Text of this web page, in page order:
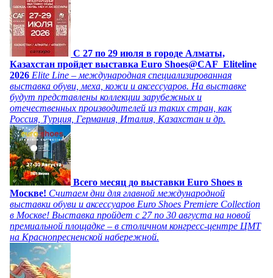
C 27 по 29 июля в городе Алматы,
Казахстан пройдет выставка Euro Shoes@CAF_Eliteline
2026 Elite Line – международная специализированная
выставка обуви, меха, кожи и аксессуаров. На выставке
будут представлены коллекции зарубежных и
отечественных производителей из таких стран, как
Россия, Турция, Германия, Италия, Казахстан и др.
Всего месяц до выставки Euro Shoes в
Москве! Считаем дни для главной международной
выставки обуви и аксессуаров Euro Shoes Premiere Collection
в Москве! Выставка пройдет с 27 по 30 августа на новой
премиальной площадке – в столичном конгресс-центре ЦМТ
на Краснопресненской набережной.